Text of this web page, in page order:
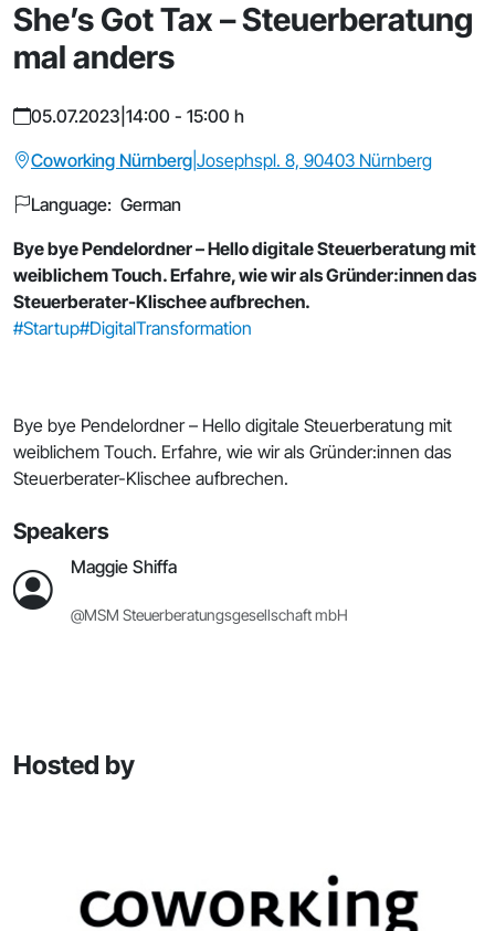
She’s Got Tax – Steuerberatung
mal anders
05.07.2023 14:00 - 15:00 h
Coworking Nürnberg Josephspl. 8, 90403 Nürnberg
Language: German
Bye bye Pendelordner – Hello digitale Steuerberatung mit
weiblichem Touch. Erfahre, wie wir als Gründer:innen das
Steuerberater-Klischee aufbrechen.
#Startup#DigitalTransformation
Bye bye Pendelordner – Hello digitale Steuerberatung mit
weiblichem Touch. Erfahre, wie wir als Gründer:innen das
Steuerberater-Klischee aufbrechen.
Speakers
Maggie Shiffa
@MSM Steuerberatungsgesellschaft mbH
Hosted by